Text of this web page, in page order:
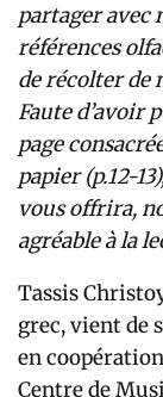
partager avec
références
de récolter de
Faute d’avoir
page
papier (p.12-
vous offrira,
agréable à la
Tassis
grec, vient de
en
Centre de